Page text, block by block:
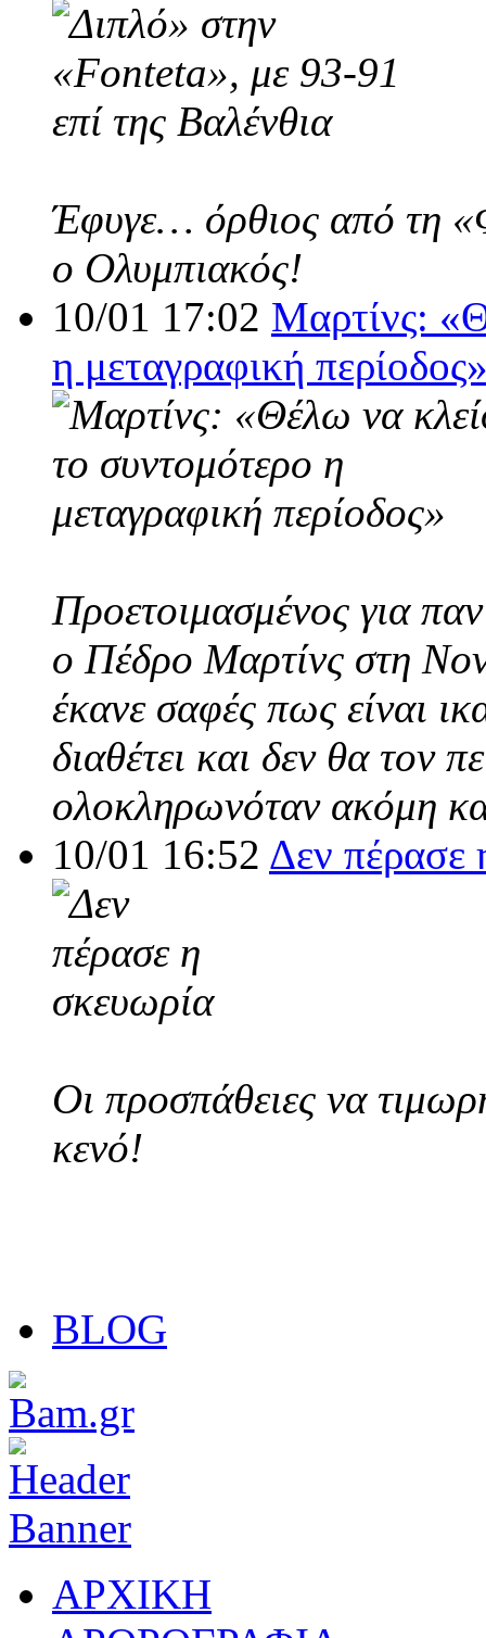
Έφυγε… όρθιος από τη
ο Ολυμπιακός!
10/01 17:02 Μαρτίνς:
η μεταγραφική
Προετοιμασμένος για
ο Πέδρο Μαρτίνς στη
έκανε σαφές πως είναι
διαθέτει και δεν θα τον
ολοκληρωνόταν ακόμη
10/01 16:52 Δεν πέρασε
Οι προσπάθειες να
κενό!
BLOG
ΑΡΧΙΚΗ